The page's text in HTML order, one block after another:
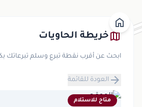
home
map خريطة الحاويات
ابحث عن أقرب نقطة تبرع وسلم تبرعاتك
arrow_forward العودة للقائمة
متاح للاستلام